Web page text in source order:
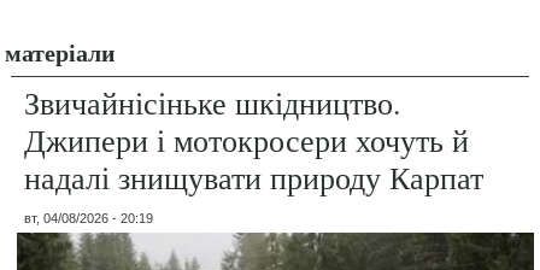
матеріали
Звичайнісіньке шкідництво.
Джипери і мотокросери хочуть й
надалі знищувати природу Карпат
вт, 04/08/2026 - 20:19